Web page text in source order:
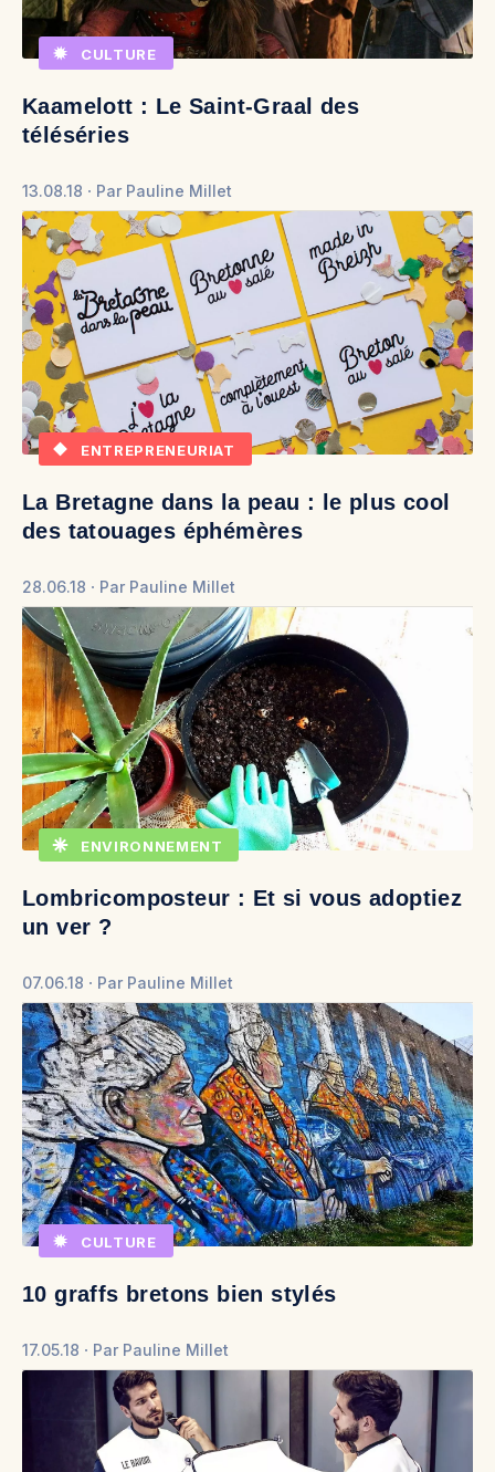
CULTURE
Kaamelott : Le Saint-Graal des
téléséries
13.08.18 Par Pauline Millet
ENTREPRENEURIAT
La Bretagne dans la peau : le plus cool
des tatouages éphémères
28.06.18 Par Pauline Millet
ENVIRONNEMENT
Lombricomposteur : Et si vous adoptiez
un ver ?
07.06.18 Par Pauline Millet
CULTURE
10 graffs bretons bien stylés
17.05.18 Par Pauline Millet